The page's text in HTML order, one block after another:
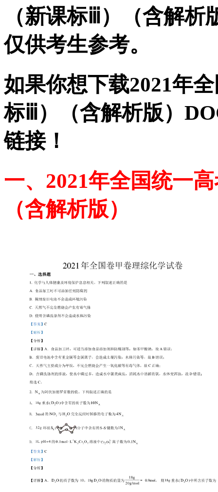
（新课标ⅲ）（含解
仅供考生参考。
如果你想下载2021年
标ⅲ）（含解析版）
链接！
一、2021年全国统一
（含解析版）